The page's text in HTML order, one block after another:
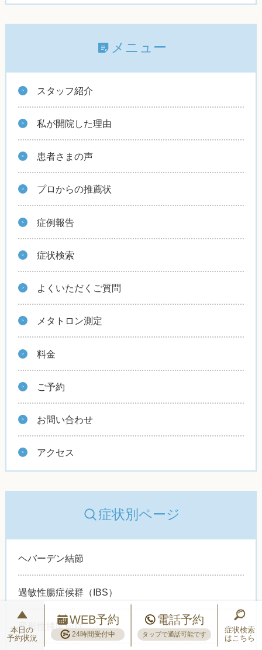
メニュー
スタッフ紹介
私が開院した理由
患者さまの声
プロからの推薦状
症例報告
症状検索
よくいただくご質問
メタトロン測定
料金
ご予約
お問い合わせ
アクセス
症状別ページ
ヘバーデン結節
過敏性腸症候群（IBS）
変形性膝関節症
本日の
予約状況
WEB予約
24時間受付中
電話予約
タップで通話可能です
症状検索
はこちら